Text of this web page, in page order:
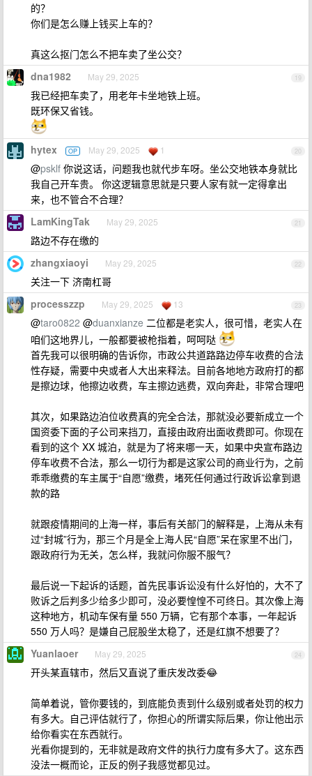
的？
你们是怎么赚上钱买上车的？
真这么抠门怎么不把车卖了坐公交？
19
dna1982 May 29, 2025
我已经把车卖了，用老年卡坐地铁上班。
既环保又省钱。
20
hytex OP May 29, 2025 1
@psklf 你说这话，问题我也就代步车呀。坐公交地铁本身就比
我自己开车贵。 你这逻辑意思就是只要人家有就一定得拿出
来，也不管合不合理？
21
LamKingTak May 29, 2025
路边不存在缴的
22
zhangxiaoyi May 29, 2025
关注一下 济南杠哥
23
processzzp May 29, 2025 13
@taro0822 @duanxianze 二位都是老实人，很可惜，老实人在
咱们这地界儿，一般都要被枪指着，呵呵哒
首先我可以很明确的告诉你，市政公共道路路边停车收费的合法
性存疑，需要中央或者人大出来释法。目前各地地方政府打的都
是擦边球，他擦边收费，车主擦边逃费，双向奔赴，非常合理吧
其次，如果路边泊位收费真的完全合法，那就没必要新成立一个
国资委下面的子公司来挡刀，直接由政府出面收费即可。你现在
看到的这个 XX 城泊，就是为了将来哪一天，如果中央宣布路边
停车收费不合法，那么一切行为都是这家公司的商业行为，之前
乖乖缴费的车主属于“自愿”缴费，堵死任何通过行政诉讼拿到退
款的路
就跟疫情期间的上海一样，事后有关部门的解释是，上海从未有
过“封城”行为，那三个月是全上海人民“自愿”呆在家里不出门，
跟政府行为无关，怎么样，我就问你服不服气？
最后说一下起诉的话题，首先民事诉讼没有什么好怕的，大不了
败诉之后判多少给多少即可，没必要惶惶不可终日。其次像上海
这种地方，机动车保有量 550 万辆，它有那个本事，一年起诉
550 万人吗？是嫌自己屁股坐太稳了，还是红旗不想要了？
24
Yuanlaoer May 29, 2025
开头某直辖市，然后又直说了重庆发改委😂
简单着说，管你要钱的，到底能负责到什么级别或者处罚的权力
有多大。自己评估就行了，你担心的所谓实际后果，你让他出示
给你看实在东西就行。
光看你提到的，无非就是政府文件的执行力度有多大了。这东西
没法一概而论，正反的例子我感觉都见过。